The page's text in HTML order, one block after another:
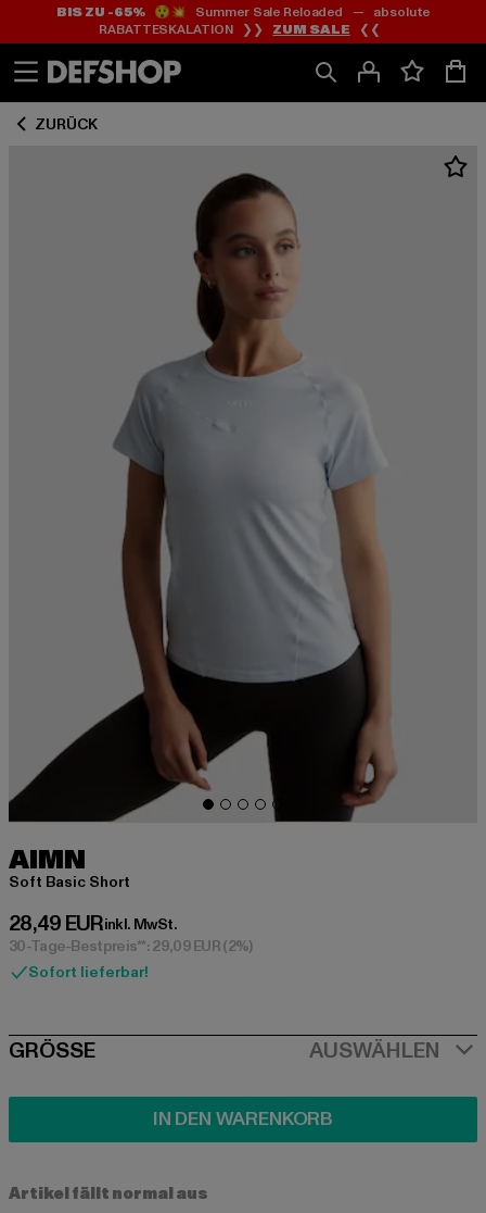
Zum
Inhalt
springen
Zum
Fußzeile
springen
BIS ZU -65%😲💥 Summer Sale Reloaded — absolute
RABATTESKALATION ❯❯ ZUM SALE ❮❮
ZURÜCK
AIMN
Soft Basic Short
28,49 EUR
Derzeitiger Preis: 28,49 EUR
inkl. MwSt.
30-Tage-Bestpreis**: 29,09 EUR(2%)
Sofort lieferbar!
SIZE
GRÖSSE AUSWÄHLEN
IN DEN WARENKORB
Artikel fällt normal aus